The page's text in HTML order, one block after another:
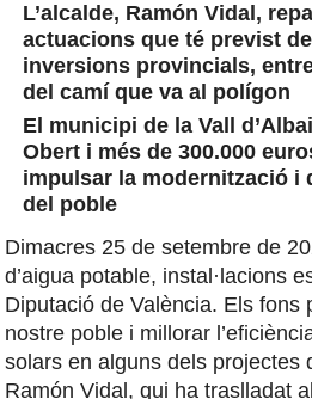
L’alcalde, Ramón Vidal,
actuacions que té previst
inversions provincials,
del camí que va al polígon
El municipi de la Vall
Obert i més de 300.000
impulsar la modernització i
del poble
Dimacres 25 de setembre de
d’aigua potable, instal·lacions
Diputació de València. Els fons
nostre poble i millorar
solars en alguns dels projectes
Ramón Vidal, qui ha traslladat